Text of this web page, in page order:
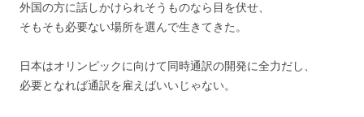
外国の方に話しかけられそうものなら目を伏せ、
そもそも必要ない場所を選んで生きてきた。
日本はオリンピックに向けて同時通訳の開発に全力だし、
必要となれば通訳を雇えばいいじゃない。